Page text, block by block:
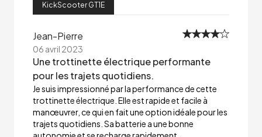
KickScooter GT1E
Jean-Pierre
06 avril 2023
Une trottinette électrique performante
pour les trajets quotidiens.
Je suis impressionné par la performance de cette
trottinette électrique. Elle est rapide et facile à
manœuvrer, ce qui en fait une option idéale pour les
trajets quotidiens. Sa batterie a une bonne